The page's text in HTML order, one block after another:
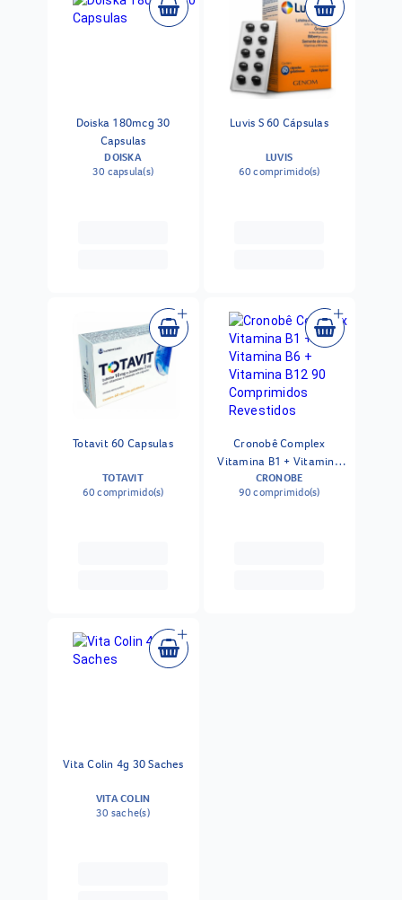
Doiska 180mcg 30
Capsulas
DOISKA
30 capsula(s)
Luvis S 60 Cápsulas
LUVIS
60 comprimido(s)
Totavit 60 Capsulas
TOTAVIT
60 comprimido(s)
Cronobê Complex
Vitamina B1 + Vitamina
B6 + Vitamina B12 90
Comprimidos Revestidos
CRONOBE
90 comprimido(s)
Vita Colin 4g 30 Saches
VITA COLIN
30 sache(s)